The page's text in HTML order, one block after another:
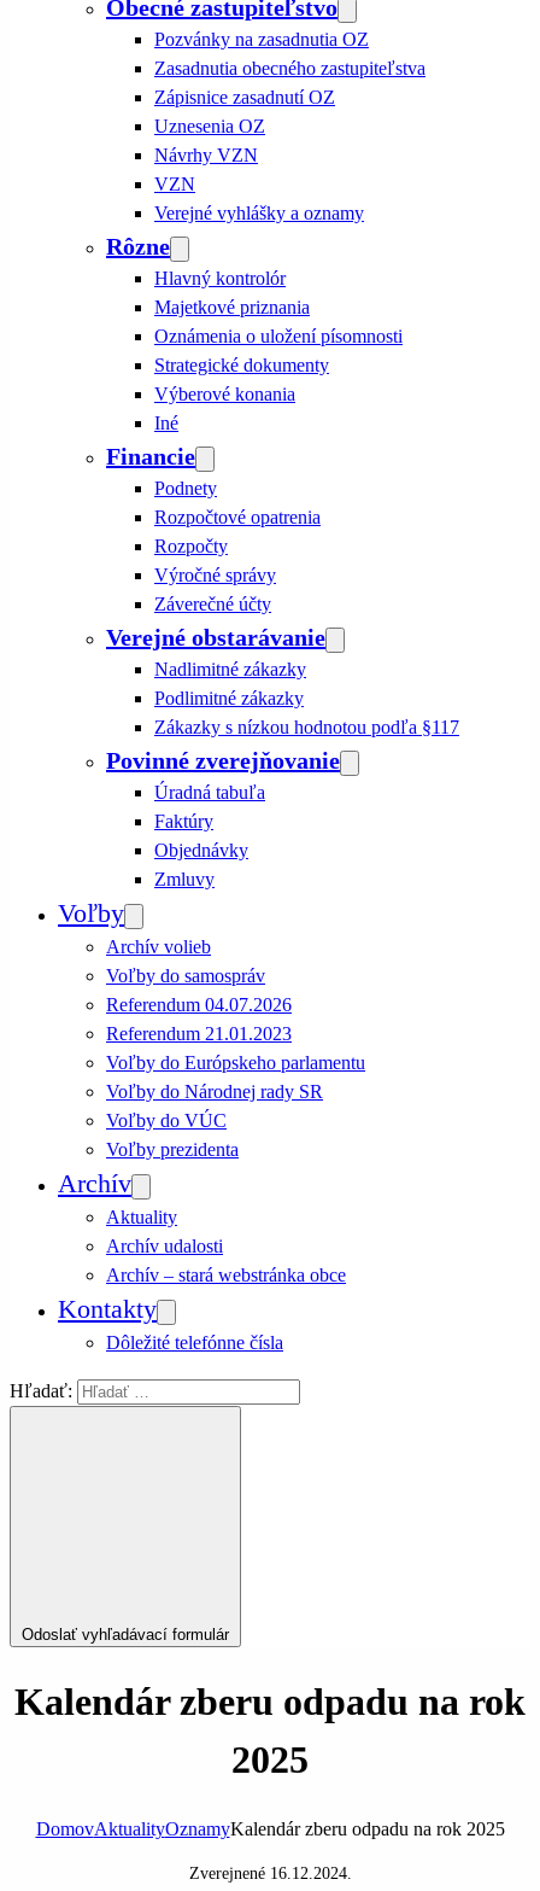
Obecné zastupiteľstvo
Pozvánky na zasadnutia OZ
Zasadnutia obecného zastupiteľstva
Zápisnice zasadnutí OZ
Uznesenia OZ
Návrhy VZN
VZN
Verejné vyhlášky a oznamy
Rôzne
Hlavný kontrolór
Majetkové priznania
Oznámenia o uložení písomnosti
Strategické dokumenty
Výberové konania
Iné
Financie
Podnety
Rozpočtové opatrenia
Rozpočty
Výročné správy
Záverečné účty
Verejné obstarávanie
Nadlimitné zákazky
Podlimitné zákazky
Zákazky s nízkou hodnotou podľa §117
Povinné zverejňovanie
Úradná tabuľa
Faktúry
Objednávky
Zmluvy
Voľby
Archív volieb
Voľby do samospráv
Referendum 04.07.2026
Referendum 21.01.2023
Voľby do Európskeho parlamentu
Voľby do Národnej rady SR
Voľby do VÚC
Voľby prezidenta
Archív
Aktuality
Archív udalosti
Archív – stará webstránka obce
Kontakty
Dôležité telefónne čísla
Hľadať:
Odoslať vyhľadávací formulár
Kalendár zberu odpadu na rok
2025
DomovAktualityOznamyKalendár zberu odpadu na rok 2025
Zverejnené 16.12.2024.